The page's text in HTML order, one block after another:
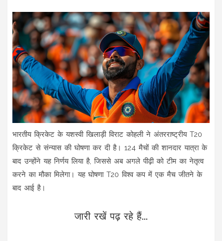
भारतीय क्रिकेट के यशस्वी खिलाड़ी विराट कोहली ने अंतरराष्ट्रीय T20
क्रिकेट से संन्यास की घोषणा कर दी है। 124 मैचों की शानदार यात्रा के
बाद उन्होंने यह निर्णय लिया है, जिससे अब अगले पीढ़ी को टीम का नेतृत्व
करने का मौका मिलेगा। यह घोषणा T20 विश्व कप में एक मैच जीतने के
बाद आई है।
जारी रखें पढ़ रहे हैं...